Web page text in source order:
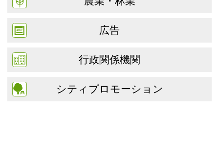
広告
行政関係機関
シティプロモーション